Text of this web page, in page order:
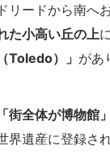
リードから南へ
た小高い丘の上
Toledo）」 があ
「街全体が博物館」
界遺産に登録さ